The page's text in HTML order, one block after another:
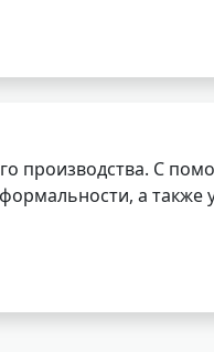
производства. С
а также